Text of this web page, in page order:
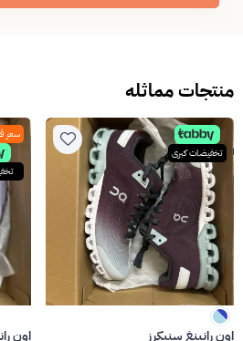
منتجات مماثله
تخفيضات كبرى
اون رانينغ سنيكرز
سعر
اون